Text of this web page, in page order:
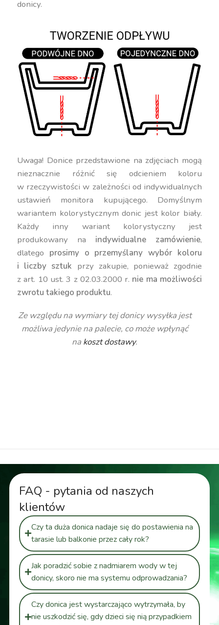
donicy.
Uwaga! Donice przedstawione na zdjęciach mogą
nieznacznie różnić się odcieniem koloru
w rzeczywistości w zależności od indywidualnych
ustawień monitora kupującego. Domyślnym
wariantem kolorystycznym donic jest kolor biały.
Każdy inny wariant kolorystyczny jest
produkowany na indywidualne zamówienie,
dlatego prosimy o przemyślany wybór koloru
i liczby sztuk przy zakupie, ponieważ zgodnie
z art. 10 ust. 3 z 02.03.2000 r. nie ma możliwości
zwrotu takiego produktu.
Ze względu na wymiary tej donicy wysyłka jest
możliwa jedynie na palecie, co może wpłynąć
na koszt dostawy.
FAQ - pytania od naszych
klientów
Czy ta duża donica nadaje się do postawienia na
tarasie lub balkonie przez cały rok?
Jak poradzić sobie z nadmiarem wody w tej
donicy, skoro nie ma systemu odprowadzania?
Czy donica jest wystarczająco wytrzymała, by
nie uszkodzić się, gdy dzieci się nią przypadkiem